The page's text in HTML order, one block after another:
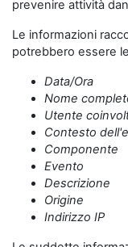
prevenire attività
Le informazioni
potrebbero essere
Data/Ora
Nome
Utente
Contesto
Componente
Evento
Descrizione
Origine
Indirizzo IP